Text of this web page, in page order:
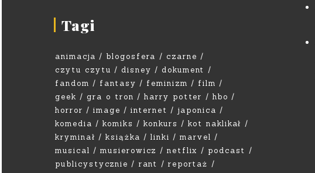
Tagi
animacja blogosfera
czarne
czytu czytu
disney
dokument
fandom
fantasy feminizm
film
geek
gra o tron harry potter
hbo
horror
image internet
japonica
komedia
komiks konkurs
kot naklikał
kryminał
książka linki
marvel
musical
musierowicz netflix
podcast
publicystycznie
rant
reportaż